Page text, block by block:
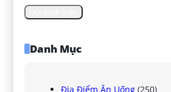
Danh Mục
Địa Điểm Ăn Uống (250)